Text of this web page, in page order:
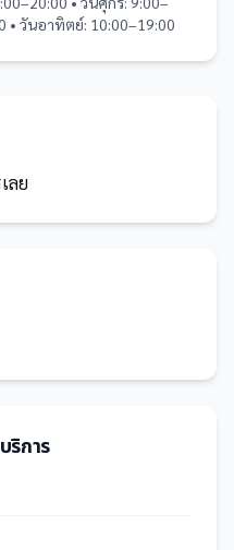
• วันอาทิตย์: 10:00–19:00
ลย
การ